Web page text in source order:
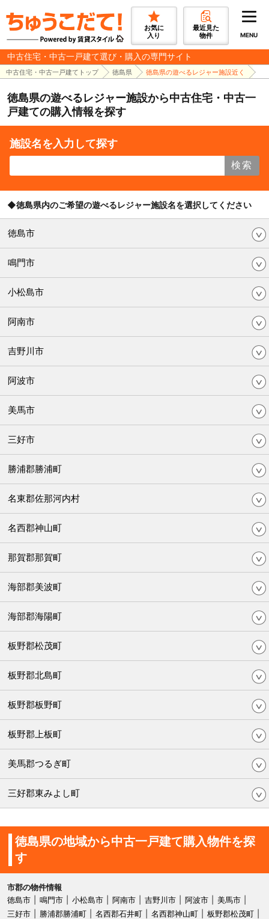
お気に
入り
最近見た
物件
MENU
中古住宅・中古一戸建て選び・購入の専門サイト
中古住宅・中古一戸建てトップ 徳島県 徳島県の遊べるレジャー施設近く
徳島県の遊べるレジャー施設から中古住宅・中古一
戸建ての購入情報を探す
施設名を入力して探す
検索
◆徳島県内のご希望の遊べるレジャー施設名を選択してください
徳島市
鳴門市
小松島市
阿南市
吉野川市
阿波市
美馬市
三好市
勝浦郡勝浦町
名東郡佐那河内村
名西郡神山町
那賀郡那賀町
海部郡美波町
海部郡海陽町
板野郡松茂町
板野郡北島町
板野郡板野町
板野郡上板町
美馬郡つるぎ町
三好郡東みよし町
徳島県の地域から中古一戸建て購入物件を探
す
市郡の物件情報
徳島市
鳴門市 小松島市 阿南市 吉野川市 阿波市
美馬市
三好市
勝浦郡勝浦町 名西郡石井町 名西郡神山町
板野郡松茂町